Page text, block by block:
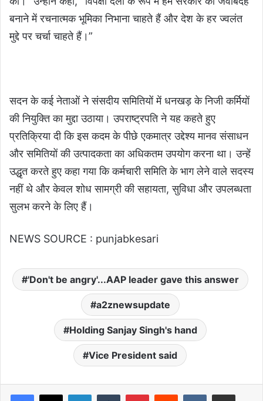
बनाने में रचनात्मक भूमिका निभाना चाहते हैं और देश के हर ज्वलंत
मुद्दे पर चर्चा चाहते हैं।”
सदन के कई नेताओं ने संसदीय समितियों में धनखड़ के निजी कर्मियों
की नियुक्ति का मुद्दा उठाया। उपराष्ट्रपति ने यह कहते हुए
प्रतिक्रिया दी कि इस कदम के पीछे एकमात्र उद्देश्य मानव संसाधन
और समितियों की उत्पादकता का अधिकतम उपयोग करना था। उन्हें
उद्धृत करते हुए कहा गया कि कर्मचारी समिति के भाग लेने वाले सदस्य
नहीं थे और केवल शोध सामग्री की सहायता, सुविधा और उपलब्धता
सुलभ करने के लिए हैं।
NEWS SOURCE : punjabkesari
'Don't be angry'...AAP leader gave this answer
a2znewsupdate
Holding Sanjay Singh's hand
Vice President said